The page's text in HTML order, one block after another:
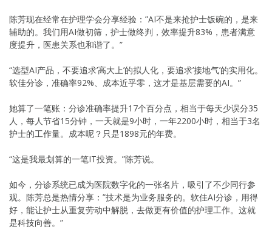
陈芳现在经常在护理学会分享经验：”AI不是来抢护士饭碗的，是来
辅助的。我们用AI做初筛，护士做终判，效率提升83%，患者满意
度提升，医患关系也和谐了。”
“选型AI产品，不要追求’高大上’的拟人化，要追求’接地气’的实用化。
软佳分诊，准确率92%、成本近乎零，这才是基层需要的AI。”
她算了一笔账：分诊准确率提升17个百分点，相当于每天少误分35
人，每人节省15分钟，一天就是9小时，一年2200小时，相当于3名
护士的工作量。成本呢？只是1898元的年费。
“这是我最划算的一笔IT投资。”陈芳说。
如今，分诊系统已成为医院数字化的一张名片，吸引了不少同行参
观。陈芳总是热情分享：”技术是为业务服务的。软佳AI分诊，用得
好，能让护士从重复劳动中解脱，去做更有价值的护理工作。这就
是科技向善。”